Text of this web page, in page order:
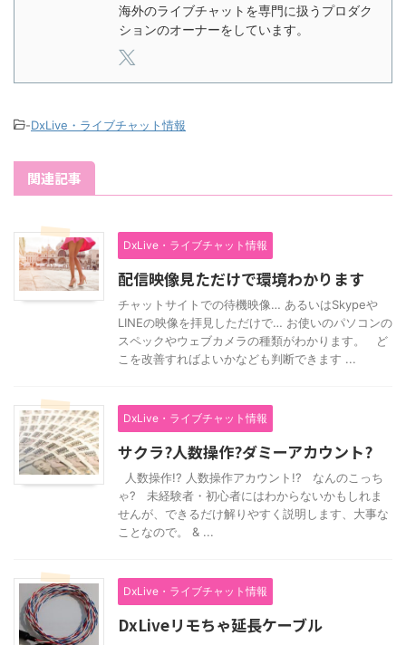
海外のライブチャットを専門に扱うプロダク
ションのオーナーをしています。
-DxLive・ライブチャット情報
関連記事
DxLive・ライブチャット情報
配信映像見ただけで環境わかります
チャットサイトでの待機映像… あるいはSkypeや
LINEの映像を拝見しただけで… お使いのパソコンの
スペックやウェブカメラの種類がわかります。 ど
こを改善すればよいかなども判断できます ...
DxLive・ライブチャット情報
サクラ?人数操作?ダミーアカウント?
人数操作!? 人数操作アカウント!? なんのこっち
ゃ? 未経験者・初心者にはわからないかもしれま
せんが、できるだけ解りやすく説明します、大事な
ことなので。 & ...
DxLive・ライブチャット情報
DxLiveリモちゃ延長ケーブル